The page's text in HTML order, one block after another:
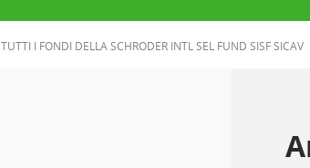
TUTTI I FONDI DELLA SCHRODER INTL SEL FUND SISF SICAV